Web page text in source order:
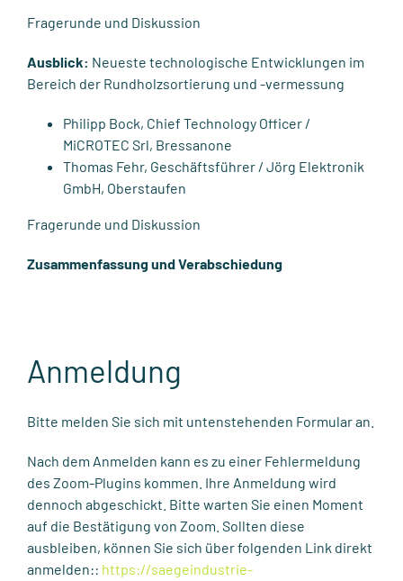
Fragerunde und Diskussion
Ausblick: Neueste technologische Entwicklungen im
Bereich der Rundholzsortierung und -vermessung
Philipp Bock, Chief Technology Officer /
MiCROTEC Srl, Bressanone
Thomas Fehr, Geschäftsführer / Jörg Elektronik
GmbH, Oberstaufen
Fragerunde und Diskussion
Zusammenfassung und Verabschiedung
Anmeldung
Bitte melden Sie sich mit untenstehenden Formular an.
Nach dem Anmelden kann es zu einer Fehlermeldung
des Zoom-Plugins kommen. Ihre Anmeldung wird
dennoch abgeschickt. Bitte warten Sie einen Moment
auf die Bestätigung von Zoom. Sollten diese
ausbleiben, können Sie sich über folgenden Link direkt
anmelden:: https://saegeindustrie-